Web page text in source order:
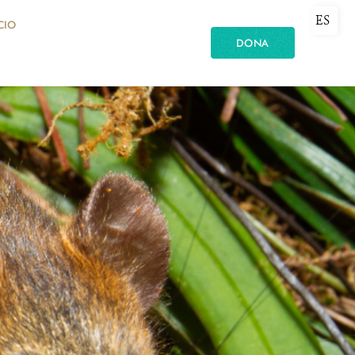
DONA
ES